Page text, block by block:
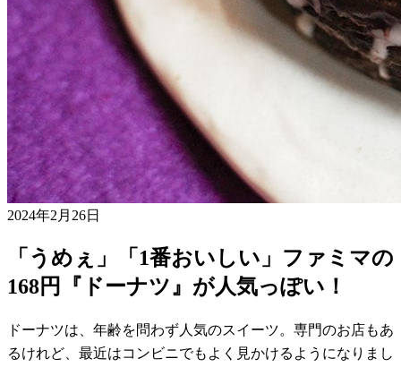
2024年2月26日
「うめぇ」「1番おいしい」ファミマの
168円『ドーナツ』が人気っぽい！
ドーナツは、年齢を問わず人気のスイーツ。専門のお店もあ
るけれど、最近はコンビニでもよく見かけるようになりまし